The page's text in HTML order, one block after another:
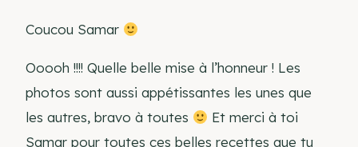
Coucou Samar
Ooooh !!!! Quelle belle mise à l’honneur ! Les
photos sont aussi appétissantes les unes que
les autres, bravo à toutes
Et merci à toi
Samar pour toutes ces belles recettes que tu